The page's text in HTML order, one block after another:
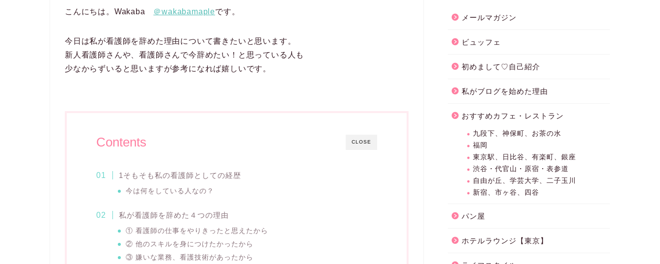
こんにちは。Wakaba ＠wakabamapleです。
今日は私が看護師を辞めた理由について書きたいと思います。
新人看護師さんや、看護師さんで今辞めたい！と思っている人も
少なからずいると思いますが参考になれば嬉しいです。
CLOSE
Contents
1そもそも私の看護師としての経歴
今は何をしている人なの？
私が看護師を辞めた４つの理由
① 看護師の仕事をやりきったと思えたから
② 他のスキルを身につけたかったから
③ 嫌いな業務、看護技術があったから
メールマガジン
ビュッフェ
初めまして♡自己紹介
私がブログを始めた理由
おすすめカフェ・レストラン
九段下、神保町、お茶の水
福岡
東京駅、日比谷、有楽町、銀座
渋谷・代官山・原宿・表参道
自由が丘、学芸大学、二子玉川
新宿、市ヶ谷、四谷
パン屋
ホテルラウンジ【東京】